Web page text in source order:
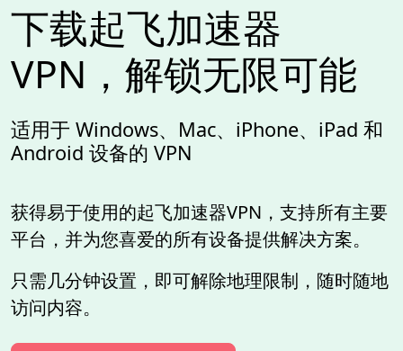
下载起飞加速器
VPN，解锁无限可能
适用于 Windows、Mac、iPhone、iPad 和
Android 设备的 VPN
获得易于使用的起飞加速器VPN，支持所有主要
平台，并为您喜爱的所有设备提供解决方案。
只需几分钟设置，即可解除地理限制，随时随地
访问内容。